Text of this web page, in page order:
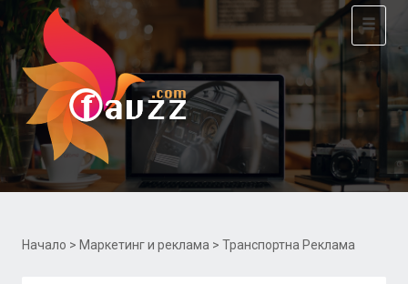
Toggle
Начало > Маркетинг и реклама > Транспортна Реклама